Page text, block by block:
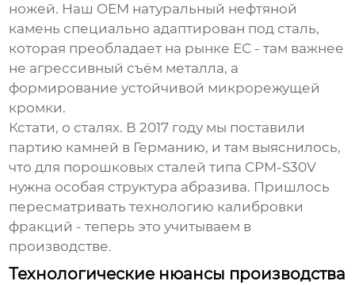
ножей. Наш OEM натуральный нефтяной
камень специально адаптирован под сталь,
которая преобладает на рынке ЕС - там важнее
не агрессивный съём металла, а
формирование устойчивой микрорежущей
кромки.
Кстати, о сталях. В 2017 году мы поставили
партию камней в Германию, и там выяснилось,
что для порошковых сталей типа CPM-S30V
нужна особая структура абразива. Пришлось
пересматривать технологию калибровки
фракций - теперь это учитываем в
производстве.
Технологические нюансы производства